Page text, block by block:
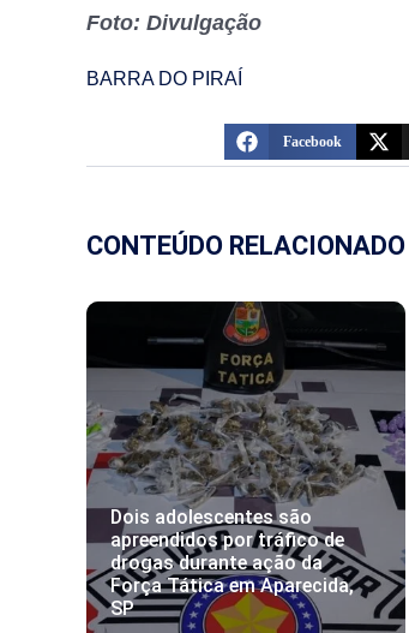
Foto: Divulgação
BARRA DO PIRAÍ
Facebook
CONTEÚDO RELACIONADO
Dois adolescentes são
apreendidos por tráfico de
drogas durante ação da
Força Tática em Aparecida,
SP